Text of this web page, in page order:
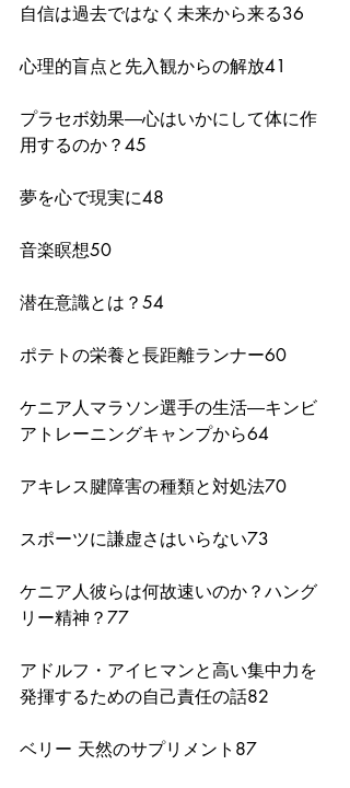
自信は過去ではなく未来から来る36
心理的盲点と先入観からの解放41
プラセボ効果―心はいかにして体に作
用するのか？45
夢を心で現実に48
音楽瞑想50
潜在意識とは？54
ポテトの栄養と長距離ランナー60
ケニア人マラソン選手の生活―キンビ
アトレーニングキャンプから64
アキレス腱障害の種類と対処法70
スポーツに謙虚さはいらない73
ケニア人彼らは何故速いのか？ハング
リー精神？77
アドルフ・アイヒマンと高い集中力を
発揮するための自己責任の話82
ベリー 天然のサプリメント87